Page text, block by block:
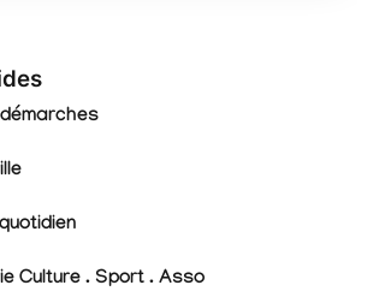
Culture . Sport . Asso